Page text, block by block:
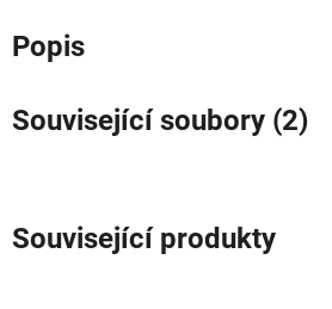
Popis
Související soubory (2)
Související produkty